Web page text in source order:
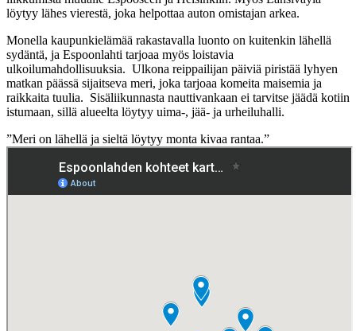
löytyy lähes vierestä, joka helpottaa auton omistajan arkea.
Monella kaupunkielämää rakastavalla luonto on kuitenkin lähellä
sydäntä, ja Espoonlahti tarjoaa myös loistavia
ulkoilumahdollisuuksia. Ulkona reippailijan päiviä piristää lyhyen
matkan päässä sijaitseva meri, joka tarjoaa komeita maisemia ja
raikkaita tuulia. Sisäliikunnasta nauttivankaan ei tarvitse jäädä kotiin
istumaan, sillä alueelta löytyy uima-, jää- ja urheiluhalli.
”Meri on lähellä ja sieltä löytyy monta kivaa rantaa.”